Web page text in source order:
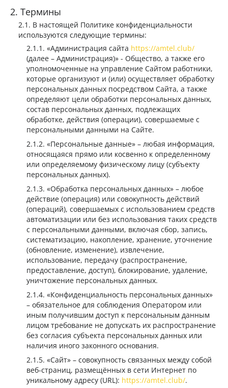
Термины
В настоящей Политике конфиденциальности
используются следующие термины:
Администрация сайта https://amtel.club/
(далее – Администрация) - Общество, а также его
уполномоченные на управление Сайтом работники,
которые организуют и (или) осуществляет обработку
персональных данных посредством Сайта, а также
определяют цели обработки персональных данных,
состав персональных данных, подлежащих
обработке, действия (операции), совершаемые с
персональными данными на Сайте.
Персональные данные – любая информация,
относящаяся прямо или косвенно к определенному
или определяемому физическому лицу (субъекту
персональных данных).
Обработка персональных данных – любое
действие (операция) или совокупность действий
(операций), совершаемых с использованием средств
автоматизации или без использования таких средств
с персональными данными, включая сбор, запись,
систематизацию, накопление, хранение, уточнение
(обновление, изменение), извлечение,
использование, передачу (распространение,
предоставление, доступ), блокирование, удаление,
уничтожение персональных данных.
Конфиденциальность персональных данных
– обязательное для соблюдения Оператором или
иным получившим доступ к персональным данным
лицом требование не допускать их распространение
без согласия субъекта персональных данных или
наличия иного законного основания.
Сайт – совокупность связанных между собой
веб-страниц, размещённых в сети Интернет по
уникальному адресу (URL): https://amtel.club/.